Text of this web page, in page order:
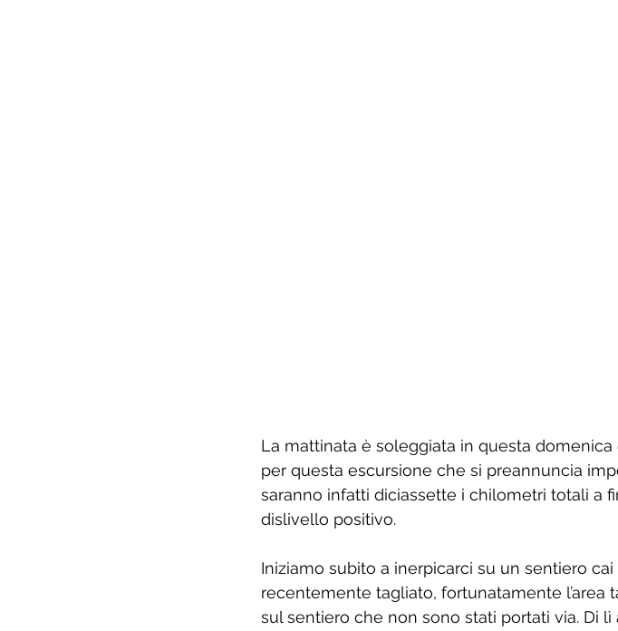
La mattinata è soleggiata in questa
per questa escursione che si preannuncia
saranno infatti diciassette i chilometri totali a
dislivello positivo.
Iniziamo subito a inerpicarci su un sentiero
recentemente tagliato, fortunatamente l’area
sul sentiero che non sono stati portati via. Di